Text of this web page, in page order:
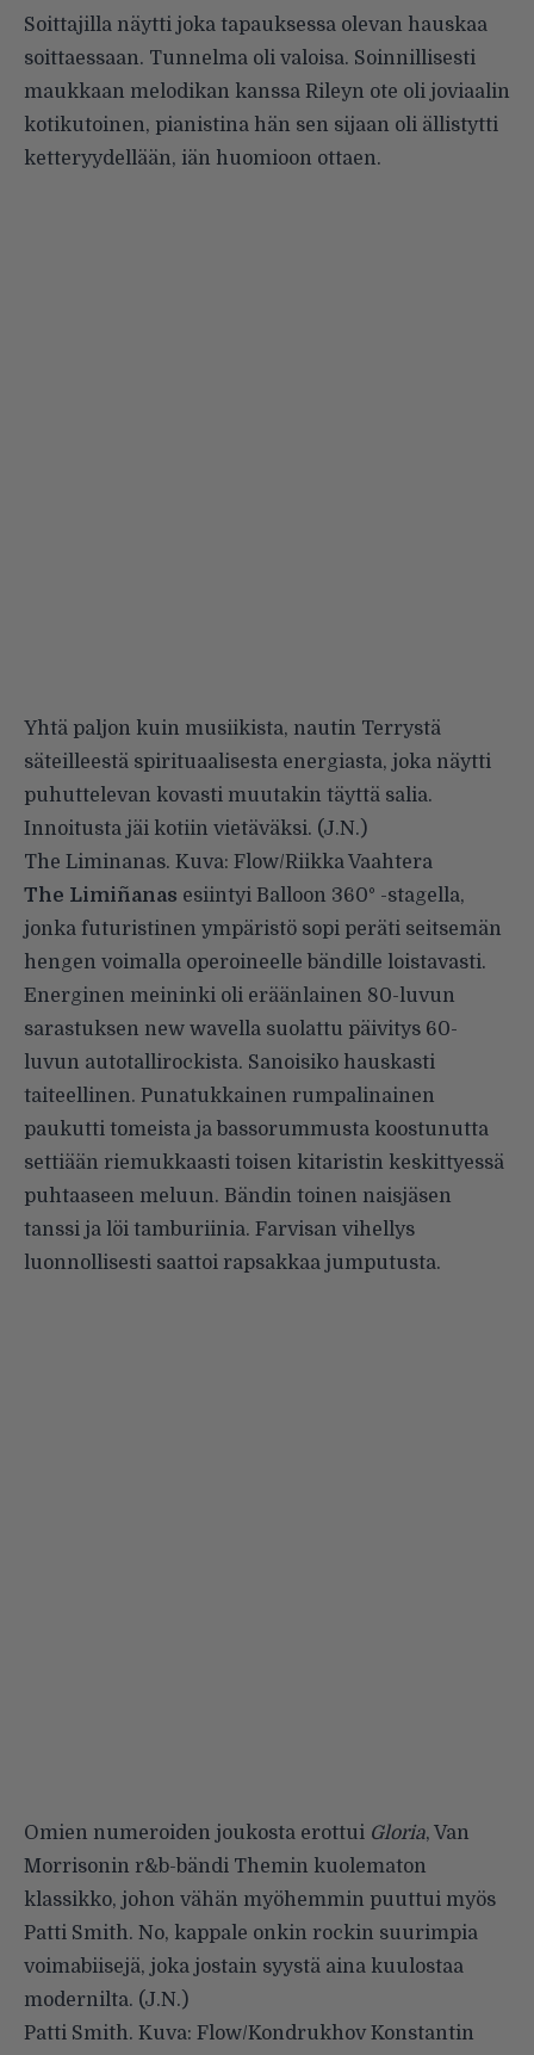
Soittajilla näytti joka tapauksessa olevan hauskaa
soittaessaan. Tunnelma oli valoisa. Soinnillisesti
maukkaan melodikan kanssa Rileyn ote oli joviaalin
kotikutoinen, pianistina hän sen sijaan oli ällistytti
ketteryydellään, iän huomioon ottaen.
Yhtä paljon kuin musiikista, nautin Terrystä
säteilleestä spirituaalisesta energiasta, joka näytti
puhuttelevan kovasti muutakin täyttä salia.
Innoitusta jäi kotiin vietäväksi. (J.N.)
The Liminanas. Kuva: Flow/Riikka Vaahtera
The Limiñanas esiintyi Balloon 360° -stagella,
jonka futuristinen ympäristö sopi peräti seitsemän
hengen voimalla operoineelle bändille loistavasti.
Energinen meininki oli eräänlainen 80-luvun
sarastuksen new wavella suolattu päivitys 60-
luvun autotallirockista. Sanoisiko hauskasti
taiteellinen. Punatukkainen rumpalinainen
paukutti tomeista ja bassorummusta koostunutta
settiään riemukkaasti toisen kitaristin keskittyessä
puhtaaseen meluun. Bändin toinen naisjäsen
tanssi ja löi tamburiinia. Farvisan vihellys
luonnollisesti saattoi rapsakkaa jumputusta.
Omien numeroiden joukosta erottui Gloria, Van
Morrisonin r&b-bändi Themin kuolematon
klassikko, johon vähän myöhemmin puuttui myös
Patti Smith. No, kappale onkin rockin suurimpia
voimabiisejä, joka jostain syystä aina kuulostaa
modernilta. (J.N.)
Patti Smith. Kuva: Flow/Kondrukhov Konstantin